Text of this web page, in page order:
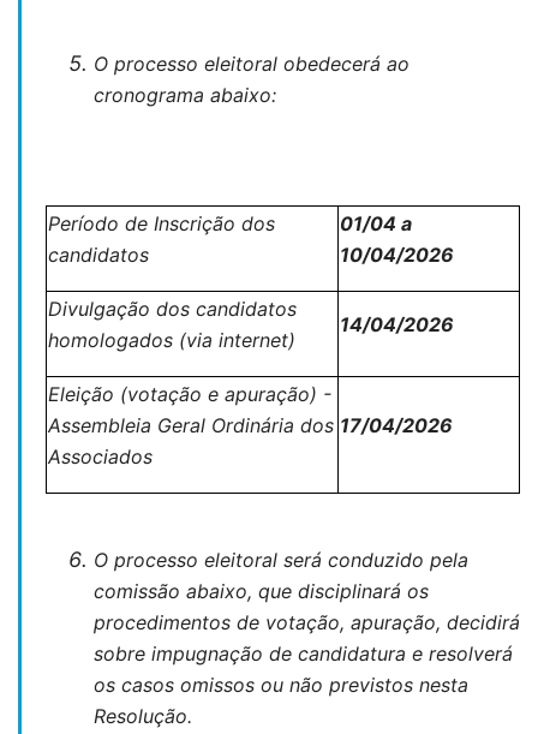
O processo eleitoral obedecerá ao
cronograma abaixo:
Período de Inscrição dos
candidatos
01/04 a
10/04/2026
Divulgação dos candidatos
homologados (via internet)
14/04/2026
Eleição (votação e apuração) -
Assembleia Geral Ordinária dos
Associados
17/04/2026
O processo eleitoral será conduzido pela
comissão abaixo, que disciplinará os
procedimentos de votação, apuração, decidirá
sobre impugnação de candidatura e resolverá
os casos omissos ou não previstos nesta
Resolução.